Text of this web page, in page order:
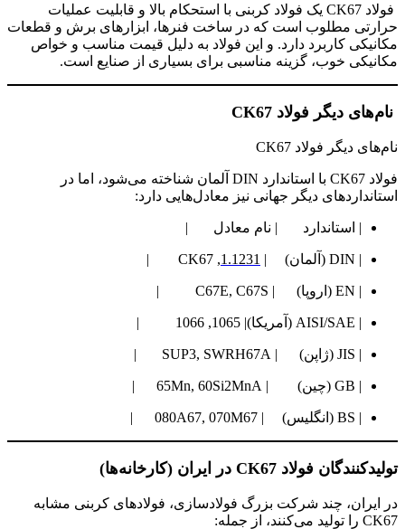
فولاد CK67 یک فولاد کربنی با استحکام بالا و قابلیت عملیات
حرارتی مطلوب است که در ساخت فنرها، ابزارهای برش و قطعات
مکانیکی کاربرد دارد. و این فولاد به دلیل قیمت مناسب و خواص
مکانیکی خوب، گزینه مناسبی برای بسیاری از صنایع است.
نام‌های دیگر فولاد CK67
نام‌های دیگر فولاد CK67
فولاد CK67 با استاندارد DIN آلمان شناخته می‌شود، اما در
استانداردهای دیگر جهانی نیز معادل‌هایی دارد:
| استاندارد | نام معادل |
| DIN (آلمان) | 1.1231
, CK67 |
| EN (اروپا) | C67E, C67S |
| AISI/SAE (آمریکا)| 1065, 1066 |
| JIS (ژاپن) | SUP3, SWRH67A |
| GB (چین) | 65Mn, 60Si2MnA |
| BS (انگلیس) | 080A67, 070M67 |
تولیدکنندگان فولاد CK67 در ایران (کارخانه‌ها)
در ایران، چند شرکت بزرگ فولادسازی، فولادهای کربنی مشابه
CK67 را تولید می‌کنند، از جمله: